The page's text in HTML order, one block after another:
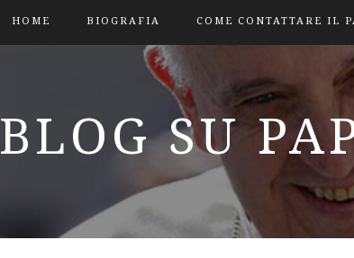
HOME BIOGRAFIA COME CONTATTARE IL
BLOG SU